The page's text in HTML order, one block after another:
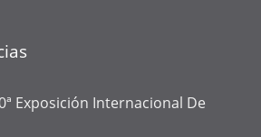
Exposición Internacional De